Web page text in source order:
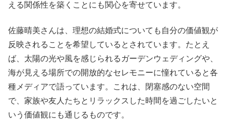
える関係性を築くことにも関心を寄せています。
佐藤晴美さんは、理想の結婚式についても自分の価値観が
反映されることを希望しているとされています。たとえ
ば、太陽の光や風を感じられるガーデンウェディングや、
海が見える場所での開放的なセレモニーに憧れていると各
種メディアで語っています。これは、閉塞感のない空間
で、家族や友人たちとリラックスした時間を過ごしたいと
いう価値観にも通じるものです。